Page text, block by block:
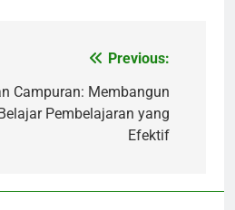
Previous:
Campuran: Membangun
Pembelajaran yang
Efektif